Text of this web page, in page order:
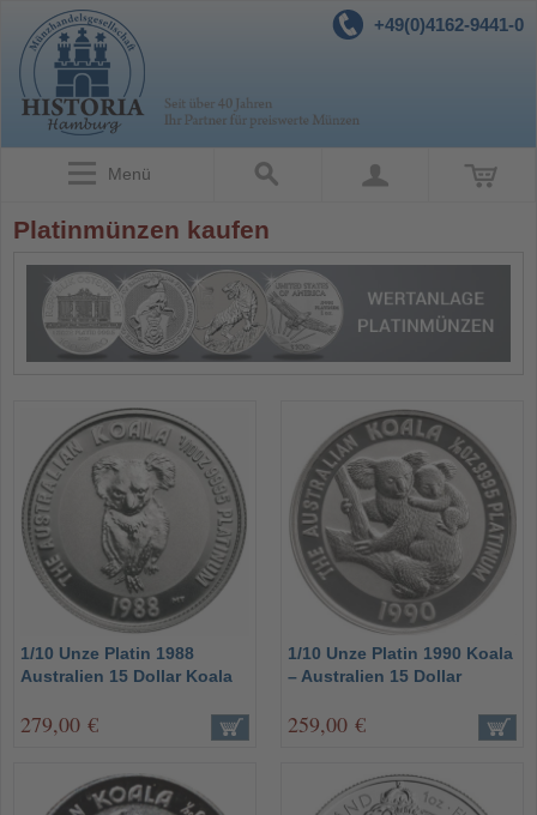
+49(0)4162-9441-0
Menü
Platinmünzen kaufen
1/10 Unze Platin 1988
Australien 15 Dollar Koala
279,00 €
1/10 Unze Platin 1990 Koala
– Australien 15 Dollar
259,00 €